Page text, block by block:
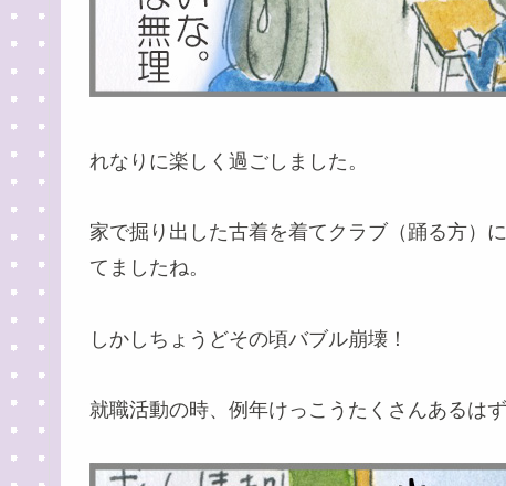
れなりに楽しく過ごしました。
家で掘り出した古着を着てクラブ（踊る方）
てましたね。
しかしちょうどその頃バブル崩壊！
就職活動の時、例年けっこうたくさんあるは